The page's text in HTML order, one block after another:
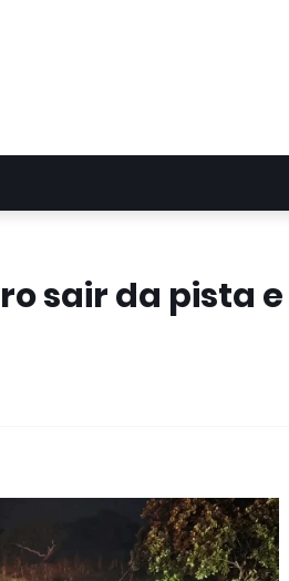
sair da pista